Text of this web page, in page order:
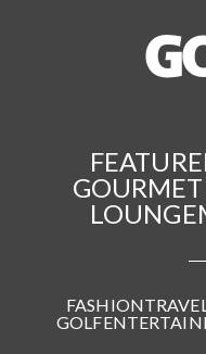
FEATURE
GOURMET
LOUNGE
FASHION
GOLF